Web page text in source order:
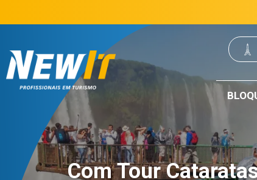
NewIt - Profissionais em Turismo
Com Tour